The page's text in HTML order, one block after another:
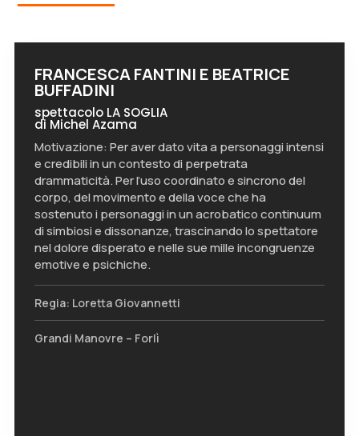
FRANCESCA FANTINI E BEATRICE
BUFFADINI
spettacolo LA SOGLIA
di Michel Azama
Motivazione: Per aver dato vita a personaggi intensi
e credibili in un contesto di perpetrata
drammaticità. Per l’uso coordinato e sincrono del
corpo, del movimento e della voce che ha
sostenuto i personaggi in un acrobatico continuum
di simbiosi e dissonanze, trascinando lo spettatore
nel dolore disperato e nelle sue mille incongruenze
emotive e psichiche.
Regia: Loretta Giovannetti
Grandi Manovre – Forlì